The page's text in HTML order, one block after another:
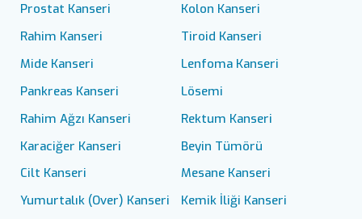
Prostat Kanseri
Kolon Kanseri
Rahim Kanseri
Tiroid Kanseri
Mide Kanseri
Lenfoma Kanseri
Pankreas Kanseri
Lösemi
Rahim Ağzı Kanseri
Rektum Kanseri
Karaciğer Kanseri
Beyin Tümörü
Cilt Kanseri
Mesane Kanseri
Yumurtalık (Over) Kanseri
Kemik İliği Kanseri